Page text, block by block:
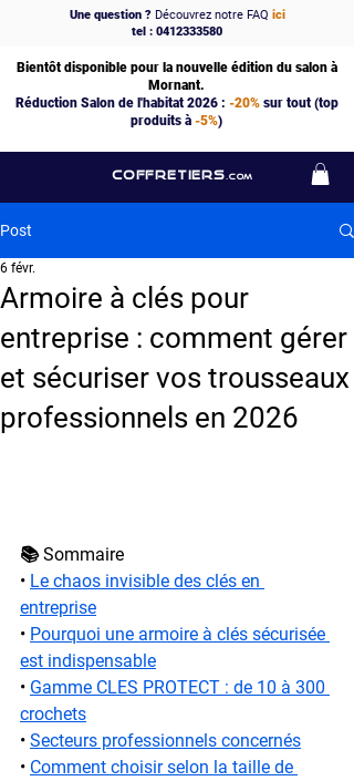
COFFRETIERS .COM
Une question ?Découvrez notre FAQ ici
tel : 0412333580
Bientôt disponible pour la nouvelle édition du salon à
Mornant.
Réduction Salon de l'habitat 2026 : -20%sur tout (top
produits à -5%)
Post
Armoire à clés pour
entreprise : comment gérer
et sécuriser vos trousseaux
professionnels en 2026
6 févr.
📚 Sommaire
• Le chaos invisible des clés en
entreprise
• Pourquoi une armoire à clés sécurisée
est indispensable
• Gamme CLES PROTECT : de 10 à 300
crochets
• Secteurs professionnels concernés
• Comment choisir selon la taille de